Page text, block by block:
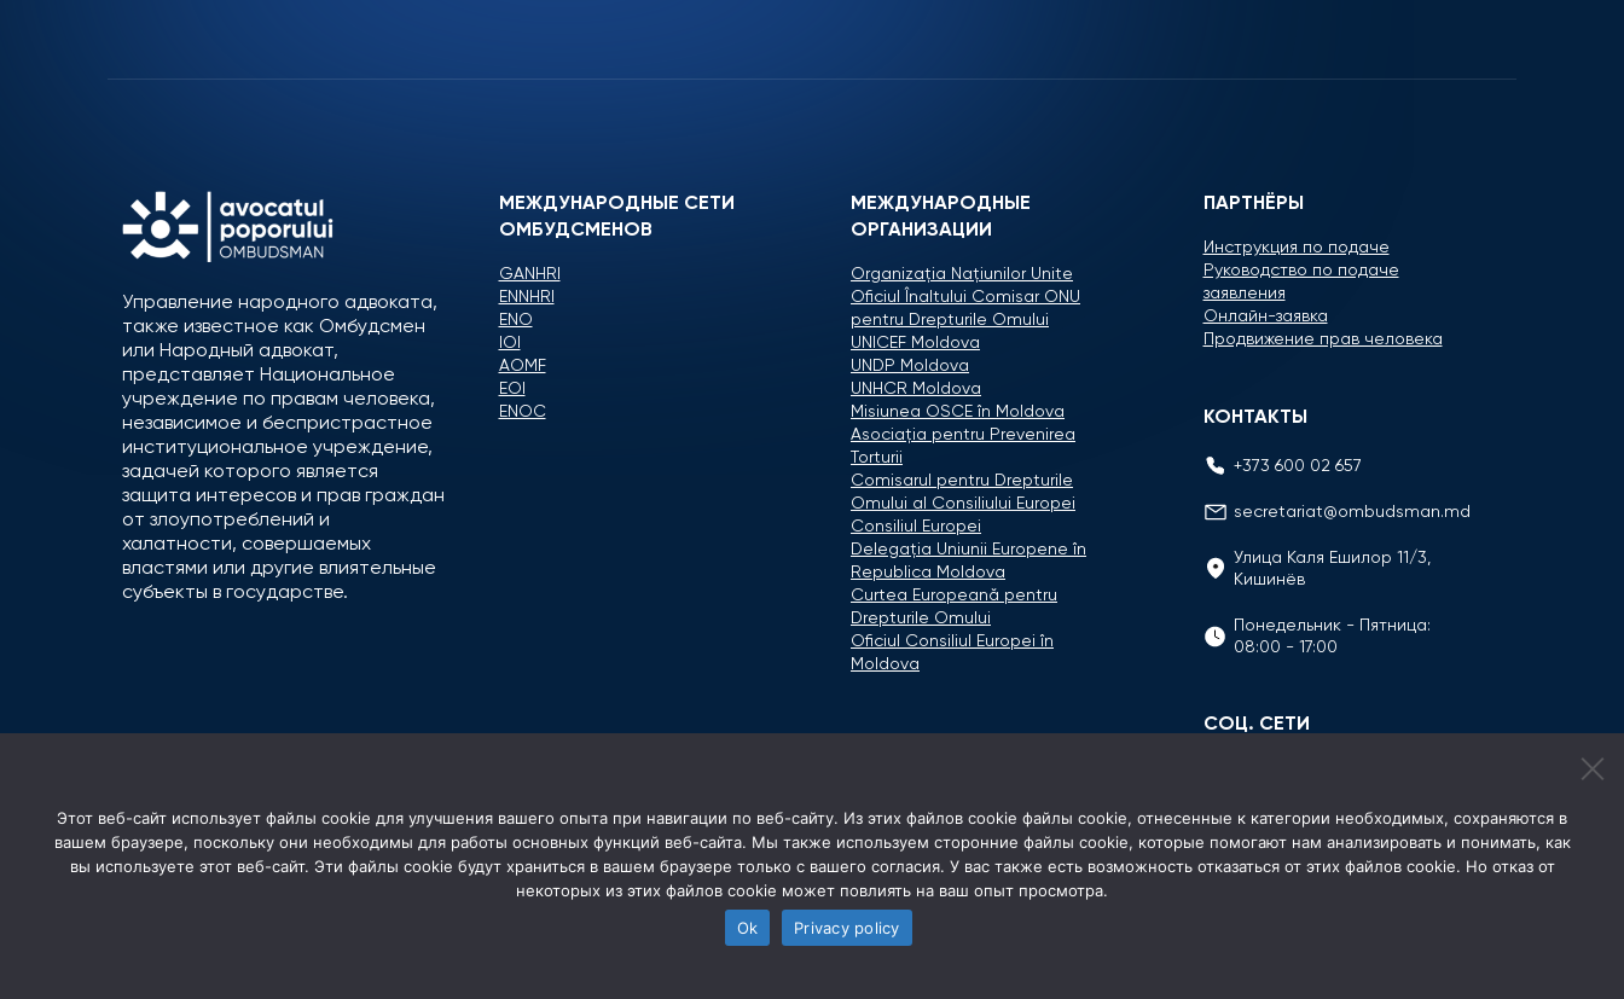
Управление народного адвоката,
также известное как Омбудсмен
или Народный адвокат,
представляет Национальное
учреждение по правам человека,
независимое и беспристрастное
институциональное учреждение,
задачей которого является
защита интересов и прав граждан
от злоупотреблений и
халатности, совершаемых
властями или другие влиятельные
субъекты в государстве.
МЕЖДУНАРОДНЫЕ СЕТИ
ОМБУДСМЕНОВ
GANHRI
ENNHRI
ENO
IOI
AOMF
EOI
ENOC
МЕЖДУНАРОДНЫЕ
ОРГАНИЗАЦИИ
Organizaţia Naţiunilor Unite
Oficiul Înaltului Comisar ONU
pentru Drepturile Omului
UNICEF Moldova
UNDP Moldova
UNHCR Moldova
Misiunea OSCE în Moldova
Asociaţia pentru Prevenirea
Torturii
Comisarul pentru Drepturile
Omului al Consiliului Europei
Consiliul Europei
Delegaţia Uniunii Europene în
Republica Moldova
Curtea Europeană pentru
Drepturile Omului
Oficiul Consiliul Europei în
Moldova
ПАРТНЁРЫ
Инструкция по подаче
Руководство по подаче
заявления
Онлайн-заявка
Продвижение прав человека
КОНТАКТЫ
+373 600 02 657
secretariat@ombudsman.md
Улица Каля Ешилор 11/3,
Кишинёв
Понедельник - Пятница:
08:00 - 17:00
СОЦ. СЕТИ
Этот веб-сайт использует файлы cookie для улучшения вашего опыта при навигации по веб-сайту. Из этих файлов cookie файлы cookie, отнесенные к категории необходимых, сохраняются в
вашем браузере, поскольку они необходимы для работы основных функций веб-сайта. Мы также используем сторонние файлы cookie, которые помогают нам анализировать и понимать, как
вы используете этот веб-сайт. Эти файлы cookie будут храниться в вашем браузере только с вашего согласия. У вас также есть возможность отказаться от этих файлов cookie. Но отказ от
некоторых из этих файлов cookie может повлиять на ваш опыт просмотра.
Ok
Privacy policy